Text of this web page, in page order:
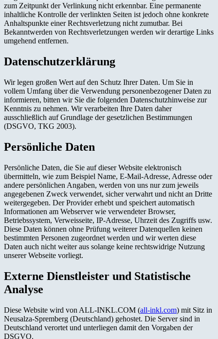
zum Zeitpunkt der Verlinkung nicht erkennbar. Eine permanente
inhaltliche Kontrolle der verlinkten Seiten ist jedoch ohne konkrete
Anhaltspunkte einer Rechtsverletzung nicht zumutbar. Bei
Bekanntwerden von Rechtsverletzungen werden wir derartige Links
umgehend entfernen.
Datenschutzerklärung
Wir legen großen Wert auf den Schutz Ihrer Daten. Um Sie in
vollem Umfang über die Verwendung personenbezogener Daten zu
informieren, bitten wir Sie die folgenden Datenschutzhinweise zur
Kenntnis zu nehmen. Wir verarbeiten Ihre Daten daher
ausschließlich auf Grundlage der gesetzlichen Bestimmungen
(DSGVO, TKG 2003).
Persönliche Daten
Persönliche Daten, die Sie auf dieser Website elektronisch
übermitteln, wie zum Beispiel Name, E-Mail-Adresse, Adresse oder
andere persönlichen Angaben, werden von uns nur zum jeweils
angegebenen Zweck verwendet, sicher verwahrt und nicht an Dritte
weitergegeben. Der Provider erhebt und speichert automatisch
Informationen am Webserver wie verwendeter Browser,
Betriebssystem, Verweisseite, IP-Adresse, Uhrzeit des Zugriffs usw.
Diese Daten können ohne Prüfung weiterer Datenquellen keinen
bestimmten Personen zugeordnet werden und wir werten diese
Daten auch nicht weiter aus solange keine rechtswidrige Nutzung
unserer Webseite vorliegt.
Externe Dienstleister und Statistische
Analyse
Diese Website wird von ALL-INKL.COM (all-inkl.com) mit Sitz in
Neusalza-Spremberg (Deutschland) gehostet. Die Server sind in
Deutschland verortet und unterliegen damit den Vorgaben der
DSGVO.